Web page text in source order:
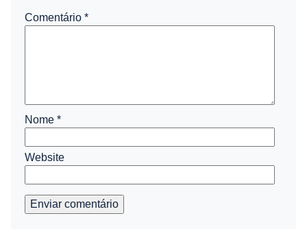
Comentário *
Nome *
Website
Enviar comentário